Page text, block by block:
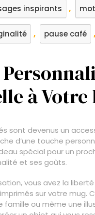
inspirants ,
, pause café ,
à Votre
sont devenus un
d’une touche
spécial pour un
et ses goûts.
vous avez la
sur votre mug.
famille ou même une